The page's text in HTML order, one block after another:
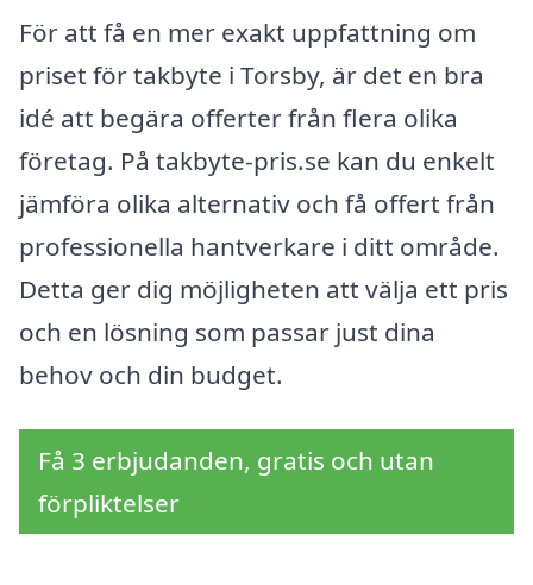
För att få en mer exakt uppfattning om
priset för takbyte i Torsby, är det en bra
idé att begära offerter från flera olika
företag. På takbyte-pris.se kan du enkelt
jämföra olika alternativ och få offert från
professionella hantverkare i ditt område.
Detta ger dig möjligheten att välja ett pris
och en lösning som passar just dina
behov och din budget.
Få 3 erbjudanden, gratis och utan
förpliktelser